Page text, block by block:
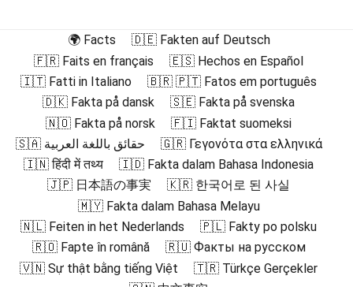
🌍 Facts
🇩🇪 Fakten auf Deutsch
🇫🇷 Faits en français
🇪🇸 Hechos en Español
🇮🇹 Fatti in Italiano
🇧🇷 🇵🇹 Fatos em português
🇩🇰 Fakta på dansk
🇸🇪 Fakta på svenska
🇳🇴 Fakta på norsk
🇫🇮 Faktat suomeksi
🇸🇦 حقائق باللغة العربية
🇬🇷 Γεγονότα στα ελληνικά
🇮🇳 हिंदी में तथ्य
🇮🇩 Fakta dalam Bahasa Indonesia
🇯🇵 日本語の事実
🇰🇷 한국어로 된 사실
🇲🇾 Fakta dalam Bahasa Melayu
🇳🇱 Feiten in het Nederlands
🇵🇱 Fakty po polsku
🇷🇴 Fapte în română
🇷🇺 Факты на русском
🇻🇳 Sự thật bằng tiếng Việt
🇹🇷 Türkçe Gerçekler